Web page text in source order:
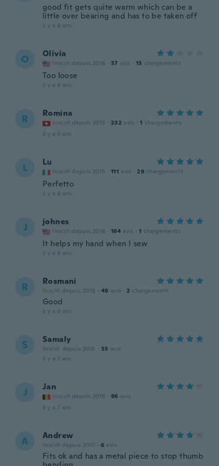
good fit gets quite warm which can be a
little over bearing and has to be taken off
il y a 6 ans
O Olivia
Inscrit depuis 2016 · 37 avis · 13 chargements
Too loose
il y a 6 ans
R Romina
Inscrit depuis 2015 · 232 avis · 1 chargements
il y a 6 ans
L Lu
Inscrit depuis 2016 · 111 avis · 29 chargements
Perfetto
il y a 6 ans
J johnes
Inscrit depuis 2016 · 164 avis · 1 chargements
It helps my hand when I sew
il y a 6 ans
R Rosmani
Inscrit depuis 2018 · 49 avis · 2 chargements
Good
il y a 6 ans
S Samaly
Inscrit depuis 2015 · 53 avis
il y a 7 ans
J Jan
Inscrit depuis 2016 · 86 avis
il y a 7 ans
A Andrew
Inscrit depuis 2017 · 6 avis
Fits ok and has a metal piece to stop thumb